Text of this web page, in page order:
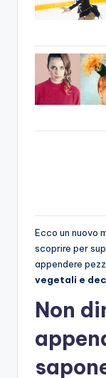
Ecco un nuovo
scoprire per
appendere
vegetali e
Non